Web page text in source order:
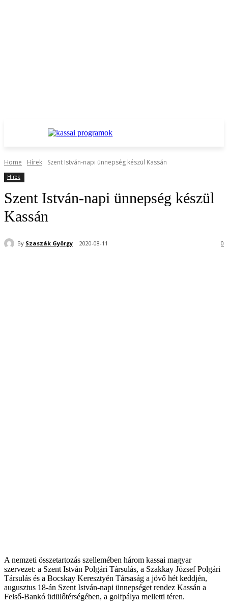
Home Hírek Szent István-napi ünnepség készül Kassán
Hírek
Szent István-napi ünnepség készül
Kassán
By Szaszák György 2020-08-11 0
A nemzeti összetartozás szellemében három kassai magyar
szervezet: a Szent István Polgári Társulás, a Szakkay József Polgári
Társulás és a Bocskay Keresztyén Társaság a jövő hét keddjén,
augusztus 18-án Szent István-napi ünnepséget rendez Kassán a
Felső-Bankó üdülőtérségében, a golfpálya melletti téren.